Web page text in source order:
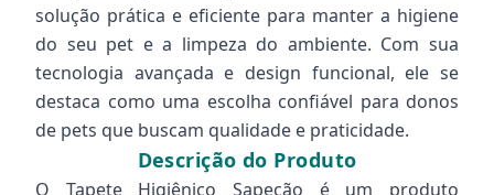
solução prática e eficiente para manter a higiene
do seu pet e a limpeza do ambiente. Com sua
tecnologia avançada e design funcional, ele se
destaca como uma escolha confiável para donos
de pets que buscam qualidade e praticidade.
Descrição do Produto
O Tapete Higiênico Sapecão é um produto